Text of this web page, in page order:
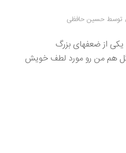
توسط حسین حافظی
#جلسه_۱۹۳ #یادداشت_نویسی یکی از ضعفهای بزرگ
گل هم من رو مورد لطف خویش